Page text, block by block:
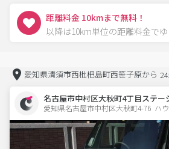
距離料金 10kmまで無料！
以降は10km単位の距離料金で
愛知県清須市西枇杷島町西笹子原から
名古屋市中村区大秋町4丁目ステー
愛知県名古屋市中村区大秋町4-76  ハ